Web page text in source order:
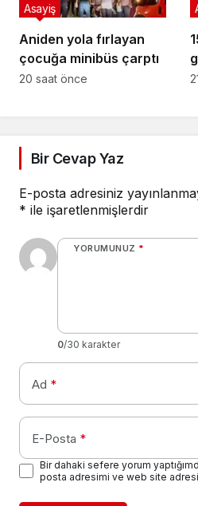
Aniden yola fırlayan
çocuğa minibüs çarptı
Asayiş
20 saat önce
Bir Cevap Yaz
E-posta adresiniz
* ile işaretlenmişlerdir
YORUMUNUZ *
0/30 karakter
Ad *
E-Posta *
Bir dahaki sefere yorum
posta adresimi ve web site